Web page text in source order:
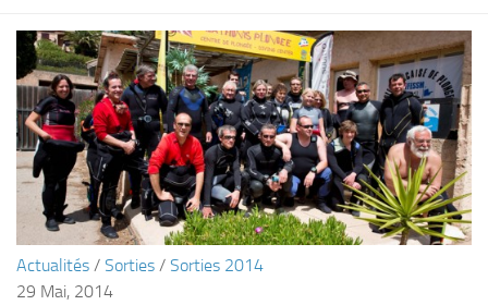
INFOS CNV
Bienvenue
Contacts
Documents utiles
Encadrement
Historique
Actualités / Sorties / Sorties 2014
29 Mai, 2014